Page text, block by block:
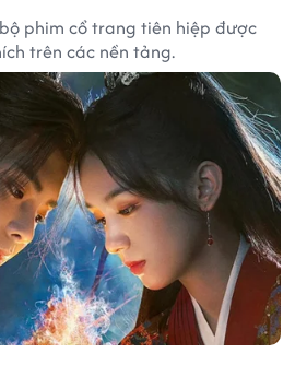
phim cổ trang tiên hiệp được
trên các nền tảng.